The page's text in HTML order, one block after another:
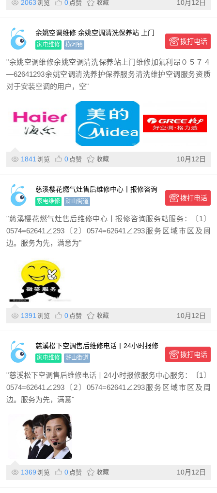
2063 浏览 0 点赞 收藏 10月12日
余姚空调维修 余姚空调清洗保养站 上门
维修加氟利昂
家电维修 横河镇 拨打电话
"余姚空调维修余姚空调清洗保养站上门维修加氟利昂０５７４
—62641293余姚空调清洗养护保养服务清洗维护空调服务资质
对于安装空调的用户，空"
1841 浏览 0 点赞 收藏 10月12日
慈溪樱花燃气灶售后维修中心丨报修咨询
服务站
家电维修 浒山街道 拨打电话
"慈溪樱花燃气灶售后维修中心丨报修咨询服务站服务：〔1〕
0574=62641∠293〔2〕0574=62641∠293服务区域市区及周
边。服务为先，满意为"
1391 浏览 0 点赞 收藏 10月12日
慈溪松下空调售后维修电话丨24小时报修
服务中心
家电维修 浒山街道 拨打电话
"慈溪松下空调售后维修电话丨24小时报修服务中心服务：〔1〕
0574=62641∠293〔2〕0574=62641∠293服务区域市区及周
边。服务为先，满意"
1369 浏览 0 点赞 收藏 10月12日